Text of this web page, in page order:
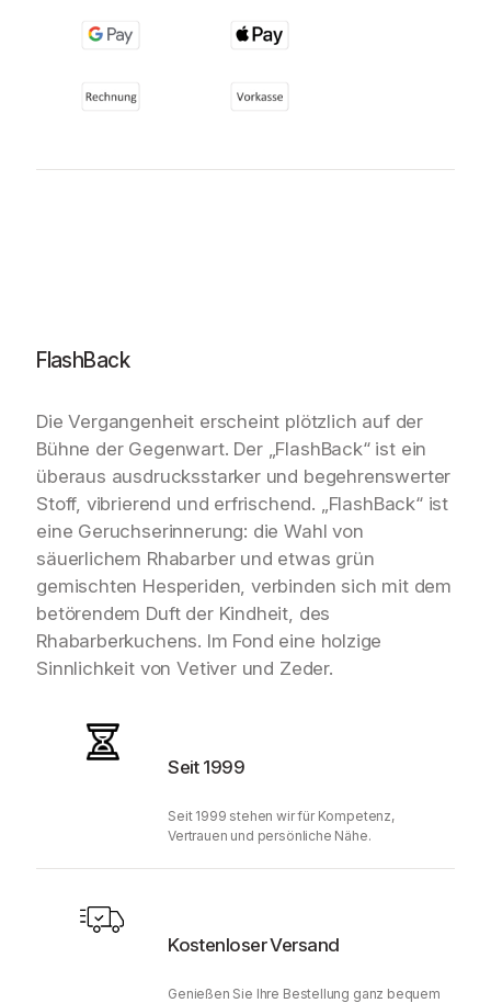
FlashBack
Die Vergangenheit erscheint plötzlich auf der
Bühne der Gegenwart. Der „FlashBack“ ist ein
überaus ausdrucksstarker und begehrenswerter
Stoff, vibrierend und erfrischend. „FlashBack“ ist
eine Geruchserinnerung: die Wahl von
säuerlichem Rhabarber und etwas grün
gemischten Hesperiden, verbinden sich mit dem
betörendem Duft der Kindheit, des
Rhabarberkuchens. Im Fond eine holzige
Sinnlichkeit von Vetiver und Zeder.
Seit 1999
Seit 1999 stehen wir für Kompetenz,
Vertrauen und persönliche Nähe.
Kostenloser Versand
Genießen Sie Ihre Bestellung ganz bequem